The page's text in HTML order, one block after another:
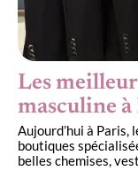
Les
masculine à
Aujourd’hui à Paris,
boutiques
belles chemises,